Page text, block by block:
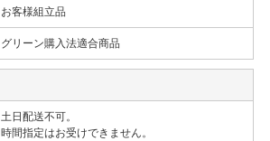
お客様組立品
グリーン購入法適合商品
土日配送不可。
時間指定はお受けできません。